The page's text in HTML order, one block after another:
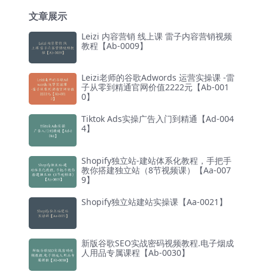
文章展示
Leizi 内容营销 线上课 雷子内容营销视频
教程【Ab-0009】
Leizi老师的谷歌Adwords 运营实操课 -雷
子从零到精通官网价值2222元【Ab-001
0】
Tiktok Ads实操广告入门到精通【Ad-004
4】
Shopify独立站-建站体系化教程，手把手
教你搭建独立站（8节视频课）【Aa-007
9】
Shopify独立站建站实操课【Aa-0021】
新版谷歌SEO实战密码视频教程.电子烟成
人用品专属课程【Ab-0030】